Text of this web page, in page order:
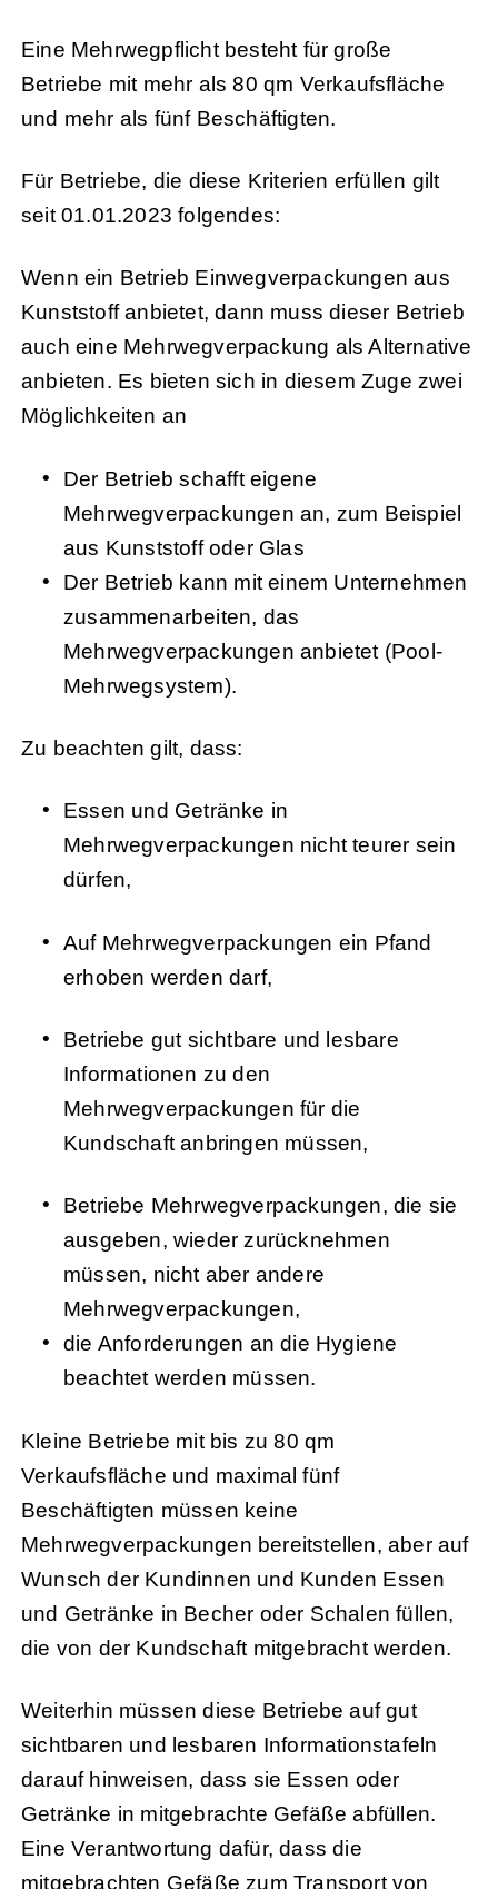
Eine Mehrwegpflicht besteht für große
Betriebe mit mehr als 80 qm Verkaufsfläche
und mehr als fünf Beschäftigten.
Für Betriebe, die diese Kriterien erfüllen gilt
seit 01.01.2023 folgendes:
Wenn ein Betrieb Einwegverpackungen aus
Kunststoff anbietet, dann muss dieser Betrieb
auch eine Mehrwegverpackung als Alternative
anbieten. Es bieten sich in diesem Zuge zwei
Möglichkeiten an
Der Betrieb schafft eigene
Mehrwegverpackungen an, zum Beispiel
aus Kunststoff oder Glas
Der Betrieb kann mit einem Unternehmen
zusammenarbeiten, das
Mehrwegverpackungen anbietet (Pool-
Mehrwegsystem).
Zu beachten gilt, dass:
Essen und Getränke in
Mehrwegverpackungen nicht teurer sein
dürfen,
Auf Mehrwegverpackungen ein Pfand
erhoben werden darf,
Betriebe gut sichtbare und lesbare
Informationen zu den
Mehrwegverpackungen für die
Kundschaft anbringen müssen,
Betriebe Mehrwegverpackungen, die sie
ausgeben, wieder zurücknehmen
müssen, nicht aber andere
Mehrwegverpackungen,
die Anforderungen an die Hygiene
beachtet werden müssen.
Kleine Betriebe mit bis zu 80 qm
Verkaufsfläche und maximal fünf
Beschäftigten müssen keine
Mehrwegverpackungen bereitstellen, aber auf
Wunsch der Kundinnen und Kunden Essen
und Getränke in Becher oder Schalen füllen,
die von der Kundschaft mitgebracht werden.
Weiterhin müssen diese Betriebe auf gut
sichtbaren und lesbaren Informationstafeln
darauf hinweisen, dass sie Essen oder
Getränke in mitgebrachte Gefäße abfüllen.
Eine Verantwortung dafür, dass die
mitgebrachten Gefäße zum Transport von